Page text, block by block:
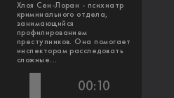
Хлоя Сен-Лоран - психиатр
криминального отдела,
занимающийся
профилированием
преступников. Она помогает
инспекторам расследовать
сложные...
00:10